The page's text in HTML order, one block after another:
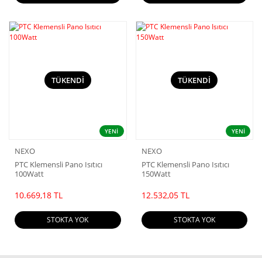
YENİ
TÜKENDİ
NEXO
PTC Klemensli Pano Isıtıcı
100Watt
10.669,18 TL
STOKTA YOK
YENİ
TÜKENDİ
NEXO
PTC Klemensli Pano Isıtıcı
150Watt
12.532,05 TL
STOKTA YOK